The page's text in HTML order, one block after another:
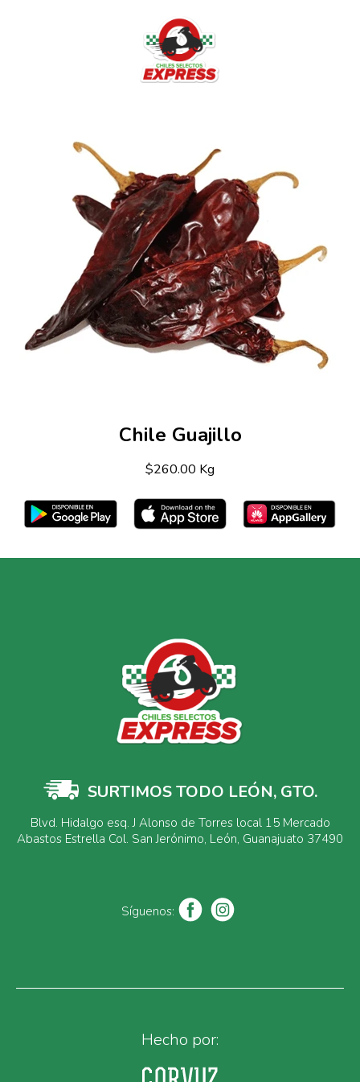
Chile Guajillo
$260.00 Kg
SURTIMOS TODO LEÓN, GTO.
Blvd. Hidalgo esq. J Alonso de Torres local 15 Mercado
Abastos Estrella Col. San Jerónimo, León, Guanajuato 37490
Síguenos:
Hecho por: